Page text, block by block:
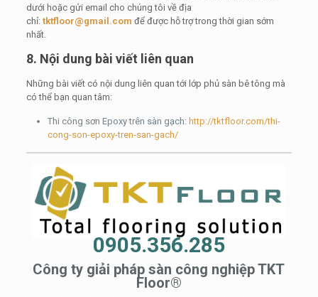
dưới hoặc gửi email cho chúng tôi về địa
chỉ: tktfloor@gmail.com để được hỗ trợ trong thời gian sớm
nhất.
8. Nội dung bài viết liên quan
Những bài viết có nội dung liên quan tới lớp phủ sàn bê tông mà
có thể bạn quan tâm:
Thi công sơn Epoxy trên sàn gạch: http://tktfloor.com/thi-
cong-son-epoxy-tren-san-gach/
0905.356.285
Công ty giải pháp sàn công nghiệp TKT
Floor®